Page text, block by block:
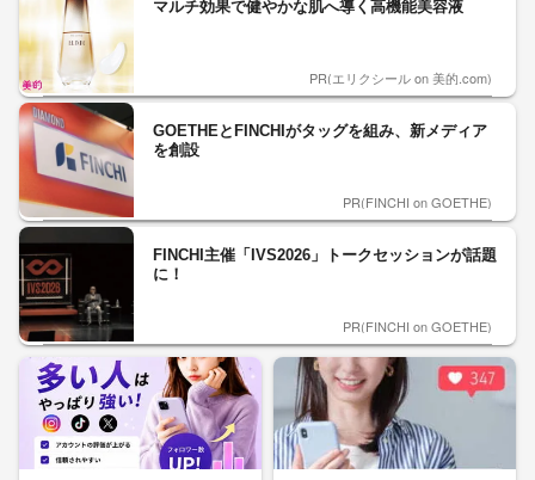
マルチ効果で健やかな肌へ導く高機能美容液
PR(エリクシール on 美的.com)
GOETHEとFINCHIがタッグを組み、新メディア
を創設
PR(FINCHI on GOETHE)
FINCHI主催「IVS2026」トークセッションが話題
に！
PR(FINCHI on GOETHE)